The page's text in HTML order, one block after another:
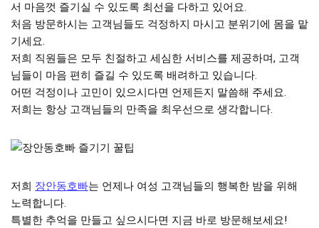
서 마음껏 즐기실 수 있도록 최선을 다하고 있어요.
처음 방문하시는 고객님들도 걱정하지 마시고 분위기에 몸을 맡
기세요.
저희 직원들은 모두 친절하고 세심한 서비스를 제공하며, 고객
님들이 마음 편히 즐길 수 있도록 배려하고 있습니다.
어떤 걱정이나 고민이 있으시다면 언제든지 말씀해 주세요.
저희는 항상 고객님들의 만족을 최우선으로 생각합니다.
저희 장안동호빠는 언제나 여성 고객님들의 행복한 밤을 위해
노력합니다.
특별한 추억을 만들고 싶으시다면 지금 바로 방문해보세요!